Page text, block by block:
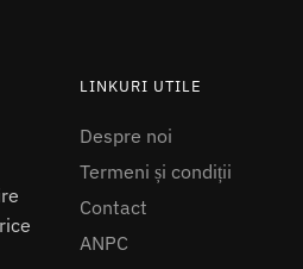
LINKURI UTILE
Despre noi
Termeni și condiții
Contact
ANPC